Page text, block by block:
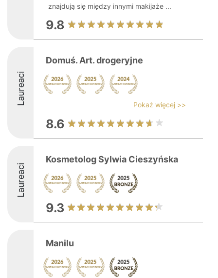
znajdują się między innymi makijaże ...
9.8
Laureaci
Domuś. Art. drogeryjne
Pokaż więcej >>
8.6
Laureaci
Kosmetolog Sylwia Cieszyńska
9.3
Manilu